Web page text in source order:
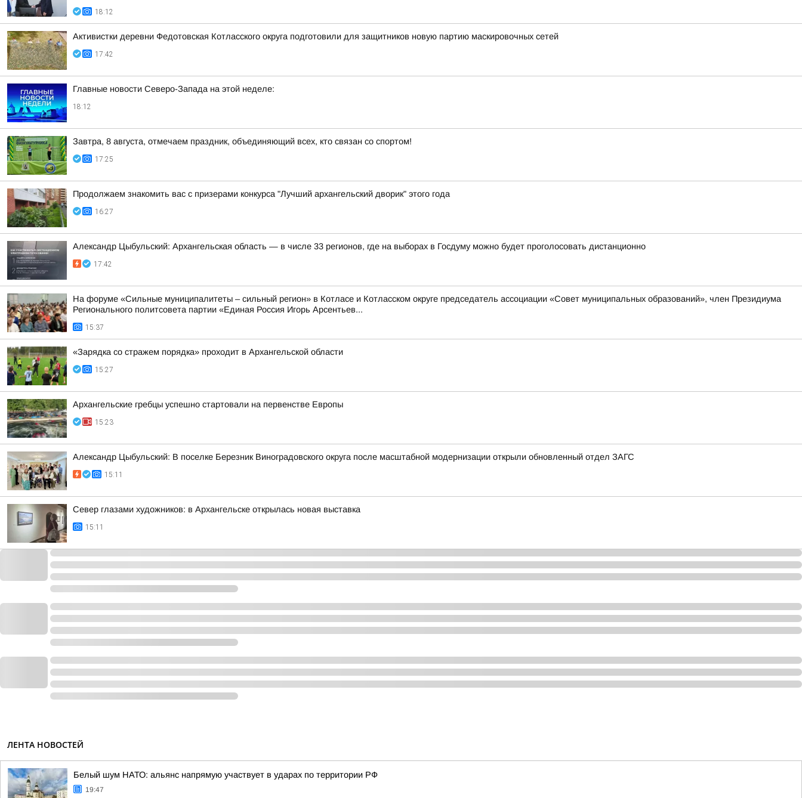
18:12
Активистки деревни Федотовская Котласского округа подготовили для защитников новую партию маскировочных сетей
17:42
Главные новости Северо-Запада на этой неделе:
18:12
Завтра, 8 августа, отмечаем праздник, объединяющий всех, кто связан со спортом!
17:25
Продолжаем знакомить вас с призерами конкурса "Лучший архангельский дворик" этого года
16:27
Александр Цыбульский: Архангельская область — в числе 33 регионов, где на выборах в Госдуму можно будет проголосовать дистанционно
17:42
На форуме «Сильные муниципалитеты – сильный регион» в Котласе и Котласском округе председатель ассоциации «Совет муниципальных образований», член Президиума
Регионального политсовета партии «Единая Россия Игорь Арсентьев...
15:37
«Зарядка со стражем порядка» проходит в Архангельской области
15:27
Архангельские гребцы успешно стартовали на первенстве Европы
15:23
Александр Цыбульский: В поселке Березник Виноградовского округа после масштабной модернизации открыли обновленный отдел ЗАГС
15:11
Север глазами художников: в Архангельске открылась новая выставка
15:11
ЛЕНТА НОВОСТЕЙ
Белый шум НАТО: альянс напрямую участвует в ударах по территории РФ
19:47